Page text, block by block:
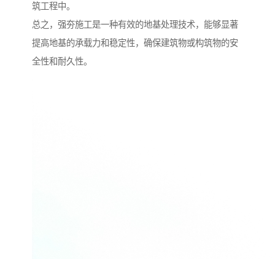
筑工程中。
总之，强夯施工是一种有效的地基处理技术，能够显著
提高地基的承载力和稳定性，确保建筑物或构筑物的安
全性和耐久性。